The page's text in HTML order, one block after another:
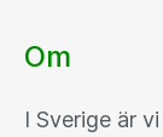
Om
I Sverige är